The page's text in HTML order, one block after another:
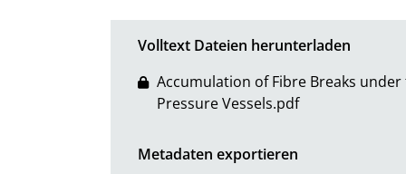
Volltext Dateien herunterladen
Accumulation of Fibre Breaks
Pressure Vessels.pdf
Metadaten exportieren